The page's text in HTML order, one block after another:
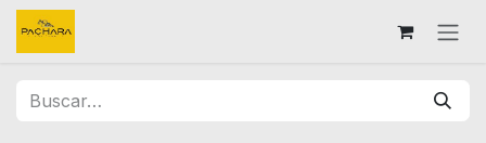
Ir al contenido